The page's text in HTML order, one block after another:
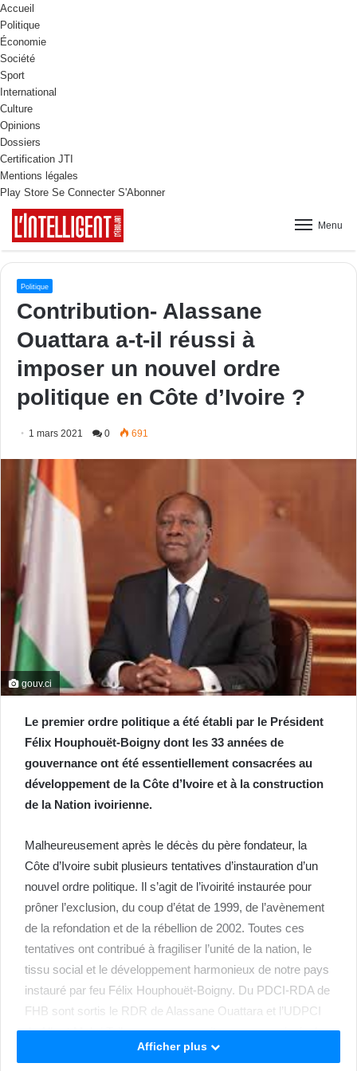
Accueil
Politique
Économie
Société
Sport
International
Culture
Opinions
Dossiers
Certification JTI
Mentions légales
Play Store Se Connecter S'Abonner
Menu
Politique
Contribution- Alassane
Ouattara a-t-il réussi à
imposer un nouvel ordre
politique en Côte d’Ivoire ?
1 mars 2021 0 691
gouv.ci
Le premier ordre politique a été établi par le Président
Félix Houphouët-Boigny dont les 33 années de
gouvernance ont été essentiellement consacrées au
développement de la Côte d’Ivoire et à la construction
de la Nation ivoirienne.
Malheureusement après le décès du père fondateur, la
Côte d’Ivoire subit plusieurs tentatives d’instauration d’un
nouvel ordre politique. Il s’agit de l’ivoirité instaurée pour
prôner l’exclusion, du coup d’état de 1999, de l’avènement
de la refondation et de la rébellion de 2002. Toutes ces
tentatives ont contribué à fragiliser l’unité de la nation, le
tissu social et le développement harmonieux de notre pays
instauré par feu Félix Houphouët-Boigny. Du PDCI-RDA de
FHB sont sortis le RDR de Alassane Ouattara et l’UDPCI
de Albert Mabri Toikeusse pour ne citer que ces principales
formations politiques de droite.
Afficher plus